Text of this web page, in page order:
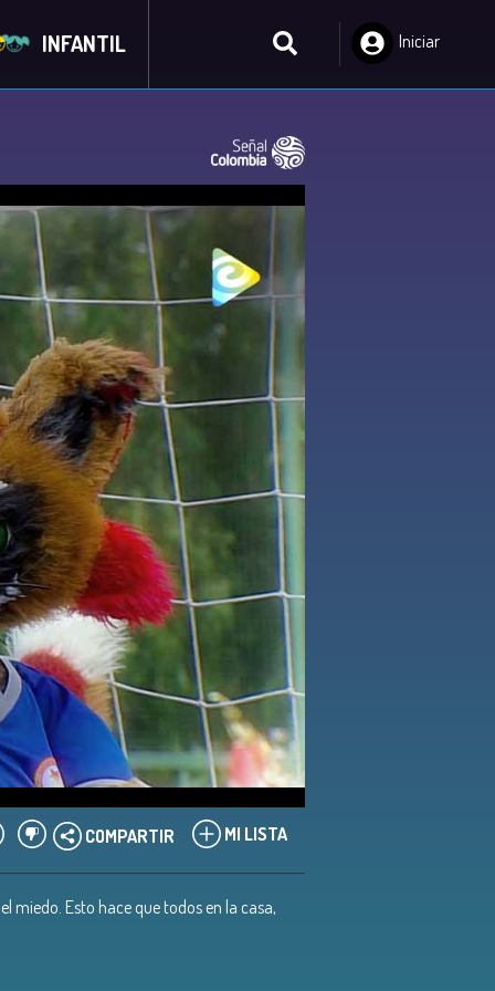
INFANTIL
Iniciar
MI LISTA
COMPARTIR
miedo. Esto hace que todos en la casa,